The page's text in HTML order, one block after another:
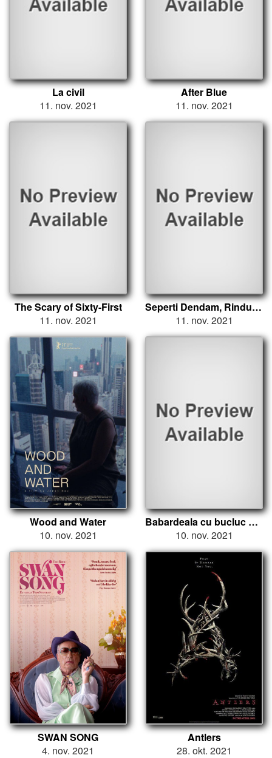
La civil
11. nov. 2021
After Blue
11. nov. 2021
The Scary of Sixty-First
11. nov. 2021
Seperti Dendam, Rindu Harus Dibayar Tuntas
11. nov. 2021
Wood and Water
10. nov. 2021
Babardeala cu bucluc sau porno balamuc
10. nov. 2021
SWAN SONG
4. nov. 2021
Antlers
28. okt. 2021